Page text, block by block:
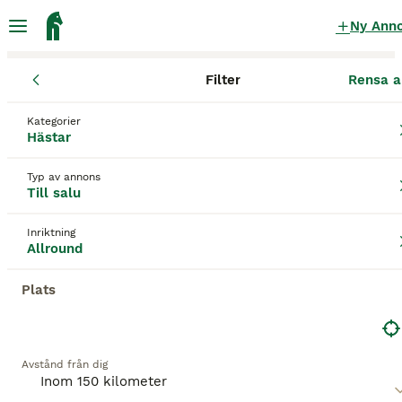
Ny
Filter Rensa
Kategorier
Hästar
Typ av annons
Till salu
Inriktning
Allround
Plats
Avstånd från dig
Allroundhästar till salu
Spara sökning